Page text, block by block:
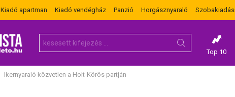
Kiadó apartman Kiadó vendégház Panzió Horgásznyaraló Szobakiadás
for:
Top 10
Ikernyaraló közvetlen a Holt-Körös partján